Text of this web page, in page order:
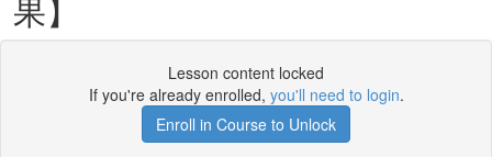
果】
Lesson content locked
If you're already enrolled, you'll need to login.
Enroll in Course to Unlock